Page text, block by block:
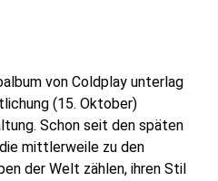
von Coldplay unterlag
(15. Oktober)
Schon seit den späten
mittlerweile zu den
der Welt zählen, ihren Stil